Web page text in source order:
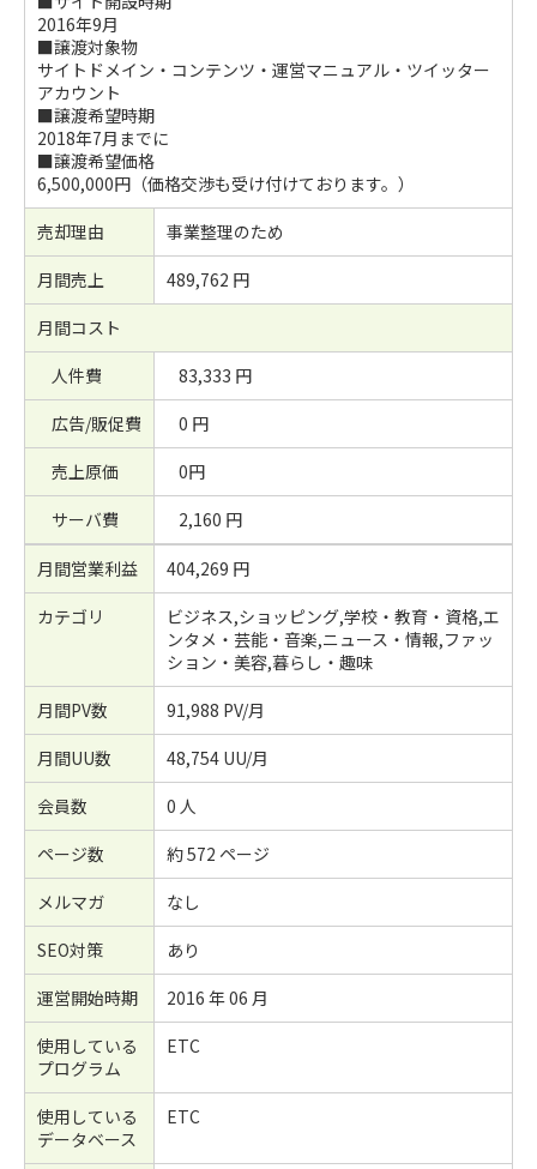
2016年9月
■譲渡対象物
サイトドメイン・コンテンツ・運営マニュアル・ツイッター
アカウント
■譲渡希望時期
2018年7月までに
■譲渡希望価格
6,500,000円（価格交渉も受け付けております。）
売却理由
事業整理のため
月間売上
489,762 円
月間コスト
人件費
83,333 円
広告/販促費
0 円
売上原価
0円
サーバ費
2,160 円
月間営業利益
404,269 円
カテゴリ
ビジネス,ショッピング,学校・教育・資格,エ
ンタメ・芸能・音楽,ニュース・情報,ファッ
ション・美容,暮らし・趣味
月間PV数
91,988 PV/月
月間UU数
48,754 UU/月
会員数
0 人
ページ数
約 572 ページ
メルマガ
なし
SEO対策
あり
運営開始時期
2016 年 06 月
使用している
プログラム
ETC
使用している
データベース
ETC